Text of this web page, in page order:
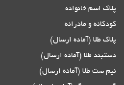
پلاک اسم خانواده
کودکانه و مادرانه
پلاک طلا (آماده ارسال)
دستبند طلا (آماده ارسال)
نیم ست طلا (آماده ارسال)